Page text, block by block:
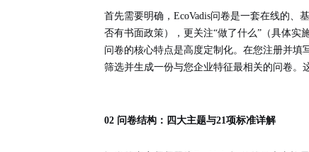
首先需要明确，EcoVadis问卷是一套在线的、
否有书面政策），更关注“做了什么”（具体实
问卷的核心特点是高度定制化。在您注册并填
筛选并生成一份与您企业特征最相关的问卷。
02 问卷结构：四大主题与21项标准详解